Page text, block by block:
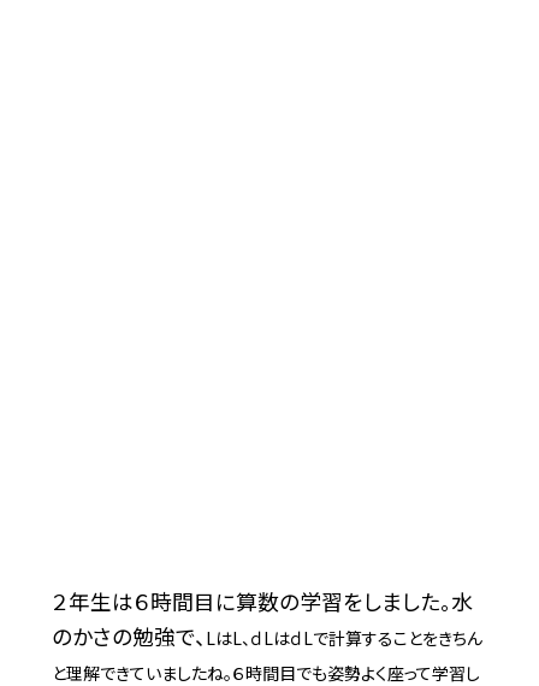
２年生は６時間目に算数の学習をしました。水
のかさの勉強で、 LはL、ｄLはｄLで計算することをきちん
と理解できていましたね。６時間目でも姿勢よく座って学習し